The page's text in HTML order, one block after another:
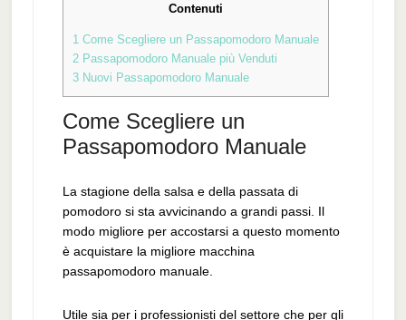
Contenuti
1Come Scegliere un Passapomodoro Manuale
2Passapomodoro Manuale più Venduti
3Nuovi Passapomodoro Manuale
Come Scegliere un
Passapomodoro Manuale
La stagione della salsa e della passata di
pomodoro si sta avvicinando a grandi passi. Il
modo migliore per accostarsi a questo momento
è acquistare la migliore macchina
passapomodoro manuale.
Utile sia per i professionisti del settore che per gli